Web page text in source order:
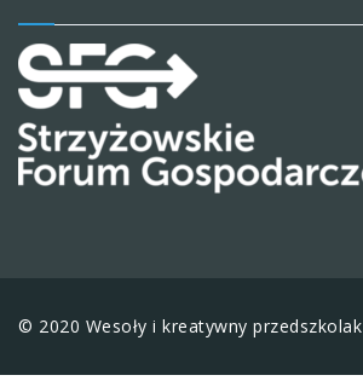
© 2020 Wesoły i kreatywny przedszkolak